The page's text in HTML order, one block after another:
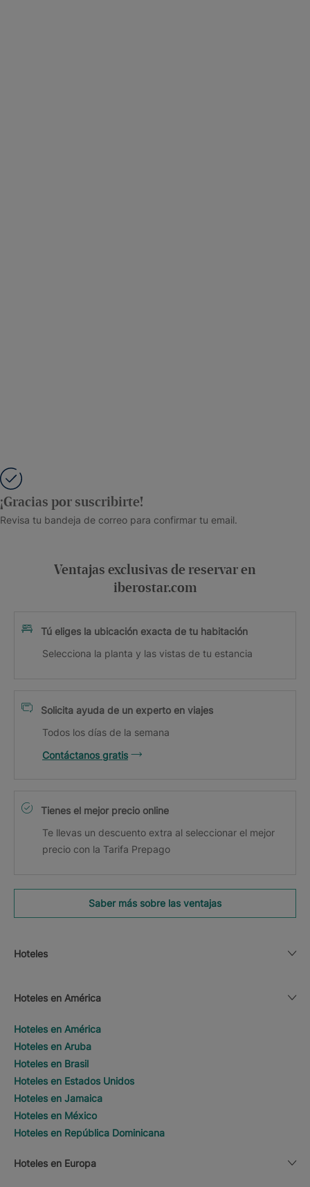
¡Gracias por suscribirte!
Revisa tu bandeja de correo para confirmar tu email.
Ventajas exclusivas de reservar en
iberostar.com
Tú eliges la ubicación exacta de tu habitación
Selecciona la planta y las vistas de tu estancia
Solicita ayuda de un experto en viajes
Todos los días de la semana
Contáctanos gratis
Tienes el mejor precio online
Te llevas un descuento extra al seleccionar el mejor
precio con la Tarifa Prepago
Saber más sobre las ventajas
Hoteles
Hoteles en América
Hoteles en América
Hoteles en Aruba
Hoteles en Brasil
Hoteles en Estados Unidos
Hoteles en Jamaica
Hoteles en México
Hoteles en República Dominicana
Hoteles en Europa